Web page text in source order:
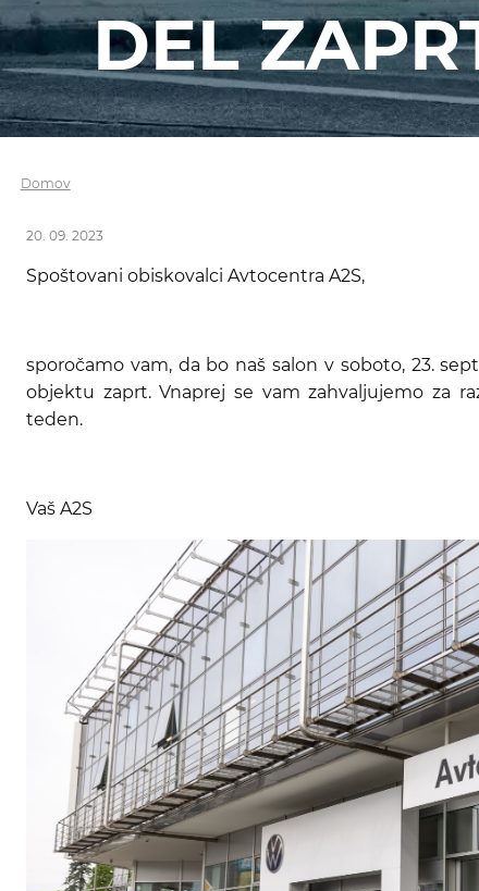
DEL
Domov
20. 09. 2023
Spoštovani obiskovalci Avtocentra A2S,
sporočamo vam, da bo naš salon v soboto, 23.
objektu zaprt. Vnaprej se vam zahvaljujemo za
teden.
Vaš A2S